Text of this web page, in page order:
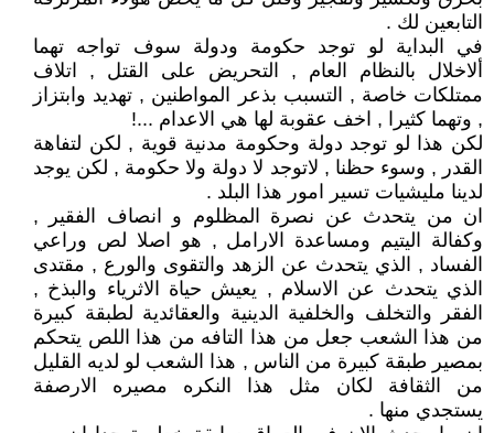
التابعين لك .
في البداية لو توجد حكومة ودولة سوف تواجه تهما
ألاخلال بالنظام العام , التحريض على القتل , اتلاف
ممتلكات خاصة , التسبب بذعر المواطنين , تهديد وابتزاز
, وتهما كثيرا , اخف عقوبة لها هي الاعدام ...!
لكن هذا لو توجد دولة وحكومة مدنية قوية , لكن لتفاهة
القدر , وسوء حظنا , لاتوجد لا دولة ولا حكومة , لكن يوجد
لدينا مليشيات تسير امور هذا البلد .
ان من يتحدث عن نصرة المظلوم و انصاف الفقير ,
وكفالة اليتيم ومساعدة الارامل , هو اصلا لص وراعي
الفساد , الذي يتحدث عن الزهد والتقوى والورع , مقتدى
الذي يتحدث عن الاسلام , يعيش حياة الاثرياء والبذخ ,
الفقر والتخلف والخلفية الدينية والعقائدية لطبقة كبيرة
من هذا الشعب جعل من هذا التافه من هذا اللص يتحكم
بمصير طبقة كبيرة من الناس , هذا الشعب لو لديه القليل
من الثقافة لكان مثل هذا النكره مصيره الارصفة
يستجدي منها .